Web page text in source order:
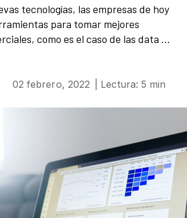
tecnologías, las empresas de hoy
para tomar mejores
como es el caso de las data ...
02 febrero, 2022 | Lectura: 5 min